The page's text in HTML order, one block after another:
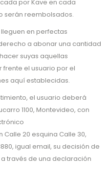
por Kave en cada
serán reembolsados.
en perfectas
a abonar una cantidad
suyas aquellas
el usuario por el
aquí establecidas.
el usuario deberá
1100, Montevideo, con
Calle 20 esquina Calle 30,
igual email, su decisión de
través de una declaración